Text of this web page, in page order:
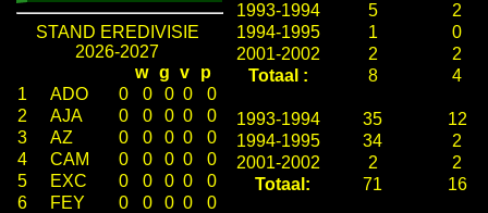
STAND EREDIVISIE
2026-2027
w g v
p
1
ADO 0 0 0 0
0
2
AJA 0 0 0 0
0
3
AZ 0 0 0 0
0
4
CAM 0 0 0 0
0
5
EXC 0 0 0 0
0
6
FEY 0 0 0 0
0
1993-1994 5
2
1994-1995
1
0
2001-2002
2
2
Totaal :
8 4
1993-1994 35
12
1994-1995
34
2
2001-2002
2
2
Totaal:
71 16